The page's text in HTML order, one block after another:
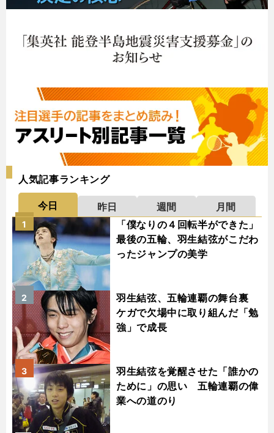
人気記事ランキング
今日 昨日 週間
月間
「僕なりの４回転半ができた」
最後の五輪、羽生結弦がこだわ
ったジャンプの美学
1
羽生結弦、五輪連覇の舞台裏
ケガで欠場中に取り組んだ「勉
強」で成長
2
羽生結弦を覚醒させた「誰かの
ために」の思い 五輪連覇の偉
業への道のり
3